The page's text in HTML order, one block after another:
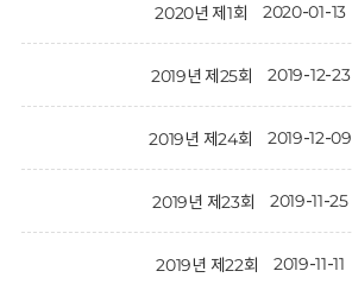
2020년 제1회 2020-01-13
2019년 제25회 2019-12-23
2019년 제24회 2019-12-09
2019년 제23회 2019-11-25
2019년 제22회 2019-11-11